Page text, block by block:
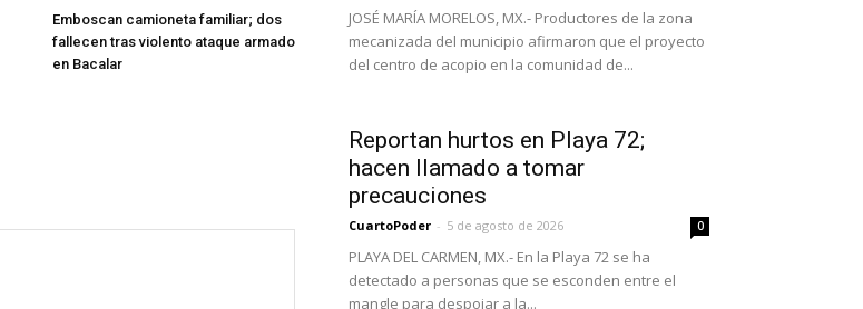
Emboscan camioneta familiar; dos
fallecen tras violento ataque armado
en Bacalar
JOSÉ MARÍA MORELOS, MX.- Productores de la zona
mecanizada del municipio afirmaron que el proyecto
del centro de acopio en la comunidad de...
Reportan hurtos en Playa 72;
hacen llamado a tomar
precauciones
CuartoPoder - 5 de agosto de 2026 0
PLAYA DEL CARMEN, MX.- En la Playa 72 se ha
detectado a personas que se esconden entre el
mangle para despojar a la...